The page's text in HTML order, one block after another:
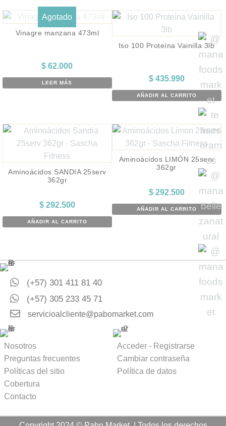
Agotado
Vinagre manzana 473ml
$ 62.000
LEER MÁS
Iso 100 Proteína Vainilla 3lb
$435.990
AÑADIR AL CARRITO
Aminoácidos SANDIA 25serv
362gr
$292.500
AÑADIR AL CARRITO
Aminoácidos LIMÓN 25serv
362gr
$292.500
AÑADIR AL CARRITO
(+57) 301 411 81 40
(+57) 305 233 45 71
servicioalcliente@pabomarket.com
Nosotros
Preguntas frecuentes
Políticas del sitio
Cobertura
Contacto
Acceder - Registrarse
Cambiar contraseña
Política de datos